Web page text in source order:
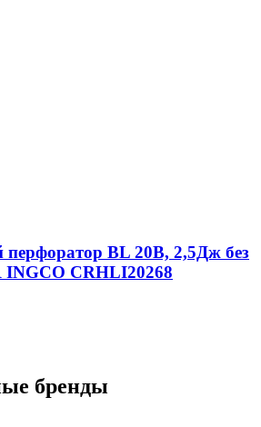
BL 20В, 2,5Дж без
CRHLI20268
бренды